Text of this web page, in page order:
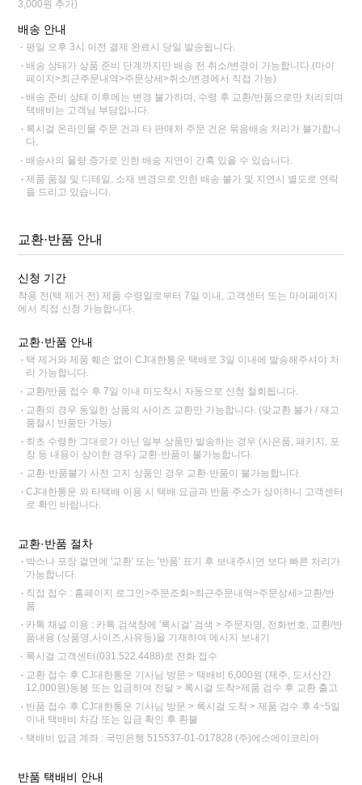
3,000원 추가)
배송 안내
평일 오후 3시 이전 결제 완료시 당일 발송됩니다.
배송 상태가 상품 준비 단계까지만 배송 전 취소/변경이 가능합니다.(마이
페이지>최근주문내역>주문상세>취소/변경에서 직접 가능)
배송 준비 상태 이후에는 변경 불가하며, 수령 후 교환/반품으로만 처리되며
택배비는 고객님 부담입니다.
록시걸 온라인몰 주문 건과 타 판매처 주문 건은 묶음배송 처리가 불가합니
다.
배송사의 물량 증가로 인한 배송 지연이 간혹 있을 수 있습니다.
제품 품절 및 디테일, 소재 변경으로 인한 배송 불가 및 지연시 별도로 연락
을 드리고 있습니다.
교환·반품 안내
신청 기간
착용 전(택 제거 전) 제품 수령일로부터 7일 이내, 고객센터 또는 마이페이지
에서 직접 신청 가능합니다.
교환·반품 안내
택 제거와 제품 훼손 없이 CJ대한통운 택배로 3일 이내에 발송해주셔야 처
리 가능합니다.
교환/반품 접수 후 7일 이내 미도착시 자동으로 신청 철회됩니다.
교환의 경우 동일한 상품의 사이즈 교환만 가능합니다. (맞교환 불가 / 재고
품절시 반품만 가능)
최초 수령한 그대로가 아닌 일부 상품만 발송하는 경우 (사은품, 패키지, 포
장 등 내용이 상이한 경우) 교환·반품이 불가능합니다.
교환·반품불가 사전 고지 상품인 경우 교환·반품이 불가능합니다.
CJ대한통운 외 타택배 이용 시 택배 요금과 반품 주소가 상이하니 고객센터
로 확인 바랍니다.
교환·반품 절차
박스나 포장 겉면에 '교환' 또는 '반품' 표기 후 보내주시면 보다 빠른 처리가
가능합니다.
직접 접수 : 홈페이지 로그인>주문조회>최근주문내역>주문상세>교환/반
품
카톡 채널 이용 : 카톡 검색창에 '록시걸' 검색 > 주문자명, 전화번호, 교환/반
품내용 (상품명,사이즈,사유등)을 기재하여 메시지 보내기
록시걸 고객센터(031.522.4488)로 전화 접수
교환 접수 후 CJ대한통운 기사님 방문 > 택배비 6,000원 (제주, 도서산간
12,000원)동봉 또는 입금하여 전달 > 록시걸 도착>제품 검수 후 교환 출고
반품 접수 후 CJ대한통운 기사님 방문 > 록시걸 도착 > 제품 검수 후 4~5일
이내 택배비 차감 또는 입금 확인 후 환불
택배비 입금 계좌 : 국민은행 515537-01-017828 (주)에스에이코리아
반품 택배비 안내